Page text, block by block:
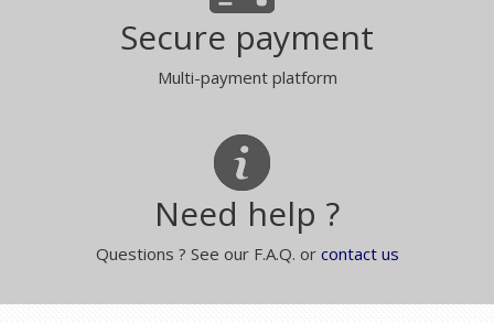
Secure payment
Multi-payment platform
Need help ?
Questions ? See our F.A.Q. or contact us